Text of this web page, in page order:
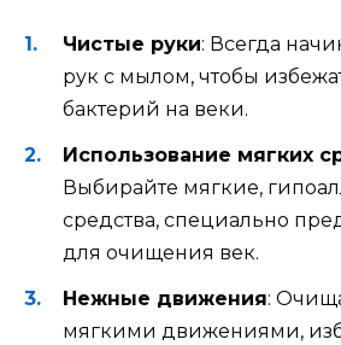
Чистые руки: Всегда
рук с мылом, чтобы
бактерий на веки.
Использование мягких
Выбирайте мягкие,
средства, специально
для очищения век.
Нежные движения:
мягкими движениями,